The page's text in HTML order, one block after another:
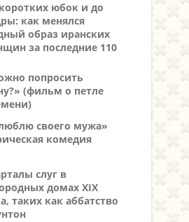
юбок и до
как менялся
образ иранских
за последние 110
попросить
(фильм о петле
своего мужа»
комедия
слуг в
домах XIX
таких как аббатство